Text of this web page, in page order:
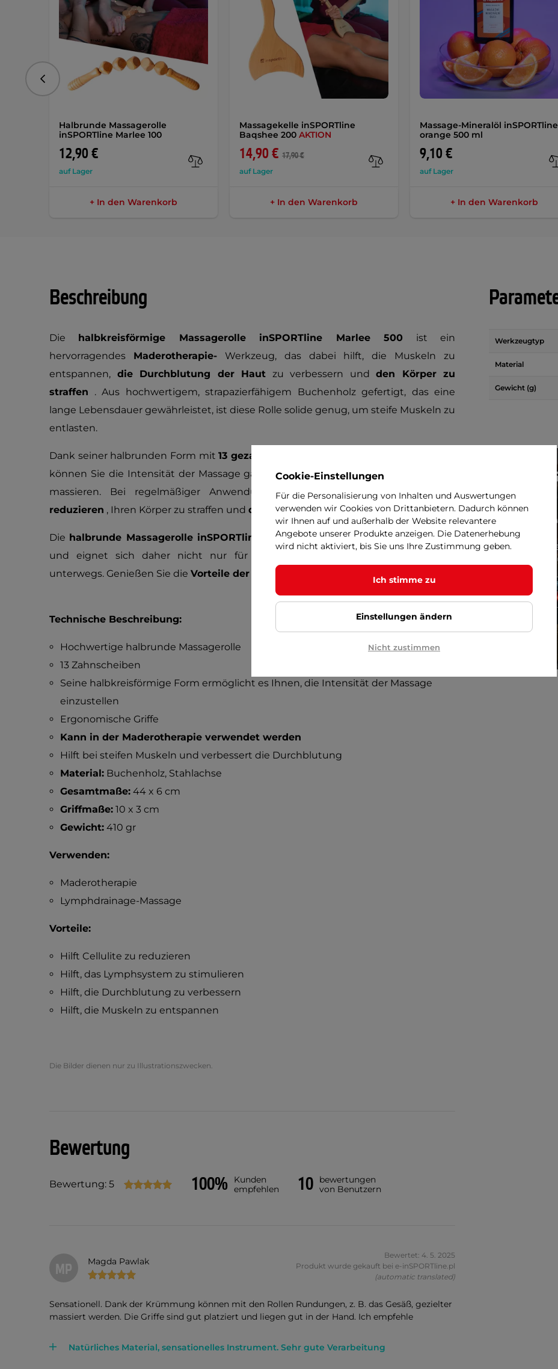
Halbrunde Massagerolle
inSPORTline Marlee 100
12,90 €
auf Lager
+ In den Warenkorb
Massagekelle inSPORTline
Baqshee 200 AKTION
14,90 € 17,90 €
auf Lager
+ In den Warenkorb
Massage-Mineralöl inSPORTline
orange 500 ml
9,10 €
auf Lager
+ In den Warenkorb
vorhergehend
Beschreibung
Die halbkreisförmige Massagerolle inSPORTline Marlee 500 ist ein
hervorragendes Maderotherapie-Werkzeug, das dabei hilft, die Muskeln zu
entspannen, die Durchblutung der Haut zu verbessern und den Körper zu
straffen . Aus hochwertigem, strapazierfähigem Buchenholz gefertigt, das eine
lange Lebensdauer gewährleistet, ist diese Rolle solide genug, um steife Muskeln zu
entlasten.
Dank seiner halbrunden Form mit13 gezahnten Scheiben mit 6 cm Durchmesser
können Sie die Intensität der Massage ganz einfach regulieren und gezielt gezielt
massieren. Bei regelmäßiger Anwendunghilft dieser Roller, Cellulite zu
reduzieren , Ihren Körper zu straffen und die Elastizität der Haut zu verbessern.
Die halbrunde Massagerolle inSPORTline Marlee 500lässt sich leicht verstauen
und eignet sich daher nicht nur für den Heimgebrauch, sondern auch für
unterwegs. Genießen Sie die Vorteile der Maderotherapie
Technische Beschreibung:
Hochwertige halbrunde Massagerolle
13 Zahnscheiben
Seine halbkreisförmige Form ermöglicht es Ihnen, die Intensität der Massage
einzustellen
Ergonomische Griffe
Kann in der Maderotherapie verwendet werden
Hilft bei steifen Muskeln und verbessert die Durchblutung
Material:Buchenholz, Stahlachse
Gesamtmaße:44 x 6 cm
Griffmaße:10 x 3 cm
Gewicht:410 gr
Verwenden:
Maderotherapie
Lymphdrainage-Massage
Vorteile:
Hilft Cellulite zu reduzieren
Hilft, das Lymphsystem zu stimulieren
Hilft, die Durchblutung zu verbessern
Hilft, die Muskeln zu entspannen
Die Bilder dienen nur zu Illustrationszwecken.
Bewertung
Bewertung: 5 100%
Kunden
empfehlen
10
bewertungen
von Benutzern
MP Magda Pawlak
Bewertet: 4. 5. 2025
Produkt wurde gekauft bei e-inSPORTline.pl
(automatic translated)
Sensationell. Dank der Krümmung können mit den Rollen Rundungen, z. B. das Gesäß, gezielter
massiert werden. Die Griffe sind gut platziert und liegen gut in der Hand. Ich empfehle
Natürliches Material, sensationelles Instrument. Sehr gute Verarbeitung
Werkzeugtyp
Material
Gewicht (g)
Cookie-Einstellungen
Für die Personalisierung von Inhalten und Auswertungen
verwenden wir Cookies von Drittanbietern. Dadurch können
wir Ihnen auf und außerhalb der Website relevantere
Angebote unserer Produkte anzeigen. Die Datenerhebung
wird nicht aktiviert, bis Sie uns Ihre Zustimmung geben.
Ich stimme zu
Einstellungen ändern
Nicht zustimmen